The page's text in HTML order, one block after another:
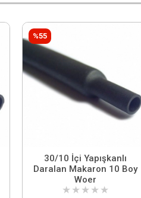
30/10 İçi Yapışkanlı
Daralan Makaron 10 Boy
Woer
★ ★ ★ ★ ★
%55